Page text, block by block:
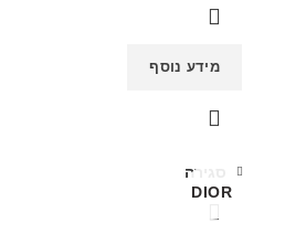
מידע נוסף
DIOR
סגירה